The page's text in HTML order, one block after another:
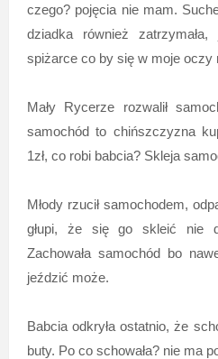
czego? pojęcia nie mam.
dziadka również
spiżarce co by się w moje oczy
Mały Rycerze rozwalił
samochód to chińszczyzna
1zł, co robi babcia? Skleja
Młody rzucił samochodem,
głupi, że się go skleić nie
Zachowała samochód bo
jeździć może.
Babcia odkryła ostatnio, że
buty. Po co schowała? nie ma